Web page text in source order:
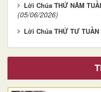
Lời Chúa THỨ NĂM
(05/06/2026)
Lời Chúa THỨ TƯ TUẦN